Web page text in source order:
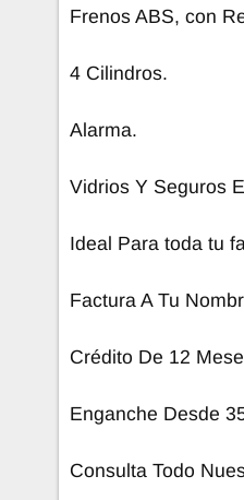
Frenos ABS, con
4 Cilindros.
Alarma.
Vidrios Y Seguros
Ideal Para toda tu
Factura A Tu
Crédito De 12
Enganche Desde
Consulta Todo